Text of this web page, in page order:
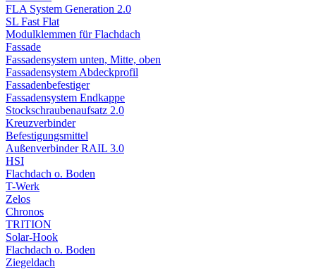
FLA System Generation 2.0
SL Fast Flat
Modulklemmen für Flachdach
Fassade
Fassadensystem unten, Mitte, oben
Fassadensystem Abdeckprofil
Fassadenbefestiger
Fassadensystem Endkappe
Stockschrauben­aufsatz 2.0
Kreuzverbinder
Befestigungsmittel
Außenverbinder RAIL 3.0
HSI
Flachdach o. Boden
T-Werk
Zelos
Chronos
TRITION
Solar-Hook
Flachdach o. Boden
Ziegeldach